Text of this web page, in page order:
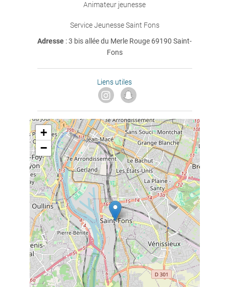
Animateur jeunesse
Service Jeunesse Saint Fons
Adresse : 3 bis allée du Merle Rouge 69190 Saint-
Fons
Liens utiles
+
−